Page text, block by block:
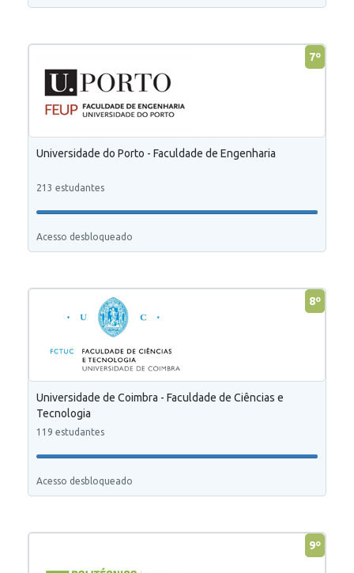
7º
Universidade do Porto - Faculdade de Engenharia
213 estudantes
Acesso desbloqueado
8º
Universidade de Coimbra - Faculdade de Ciências e
Tecnologia
119 estudantes
Acesso desbloqueado
9º